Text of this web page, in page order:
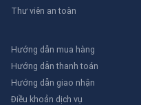
Thư viên an toàn
Hướng dẫn mua hàng
Hướng dẫn thanh toán
Hướng dẫn giao nhận
Điều khoản dịch vụ